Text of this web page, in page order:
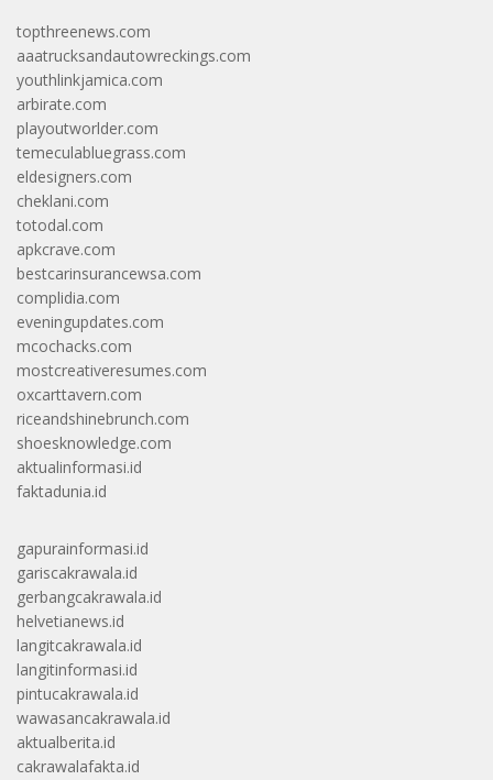
topthreenews.com
aaatrucksandautowreckings.com
youthlinkjamica.com
arbirate.com
playoutworlder.com
temeculabluegrass.com
eldesigners.com
cheklani.com
totodal.com
apkcrave.com
bestcarinsurancewsa.com
complidia.com
eveningupdates.com
mcochacks.com
mostcreativeresumes.com
oxcarttavern.com
riceandshinebrunch.com
shoesknowledge.com
aktualinformasi.id
faktadunia.id
gapurainformasi.id
gariscakrawala.id
gerbangcakrawala.id
helvetianews.id
langitcakrawala.id
langitinformasi.id
pintucakrawala.id
wawasancakrawala.id
aktualberita.id
cakrawalafakta.id